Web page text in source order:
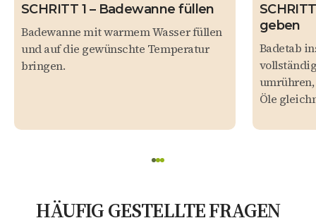
SCHRITT 1 – Badewanne füllen
Badewanne mit warmem Wasser füllen
und auf die gewünschte Temperatur
bringen.
geben
Badetab
Öle
HÄUFIG GESTELLTE FRAGEN